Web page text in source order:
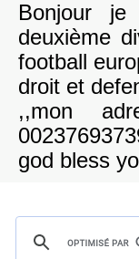
Bonjour
deuxième
football
droit et
,,mon
god bless